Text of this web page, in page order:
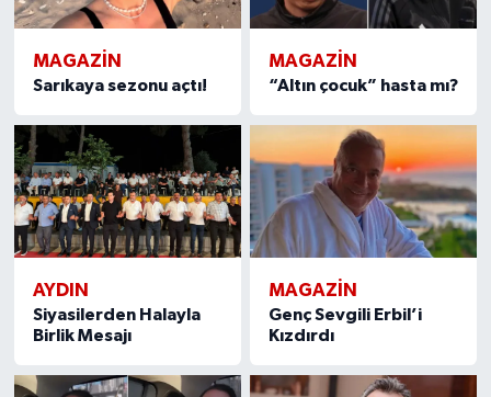
MAGAZIN
Sarıkaya sezonu açtı!
MAGAZIN
“Altın çocuk” hasta mı?
AYDIN
Siyasilerden Halayla
Birlik Mesajı
MAGAZIN
Genç Sevgili Erbil’i
Kızdırdı